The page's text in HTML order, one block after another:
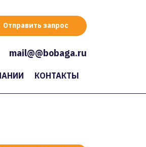
Отправить запрос
mail@@bobaga.ru
КОНТАКТЫ